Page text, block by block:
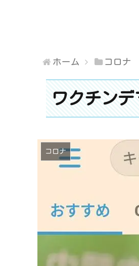
ホーム コロナ
ワクチン
コロナ